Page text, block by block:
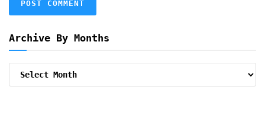
Archive By Months